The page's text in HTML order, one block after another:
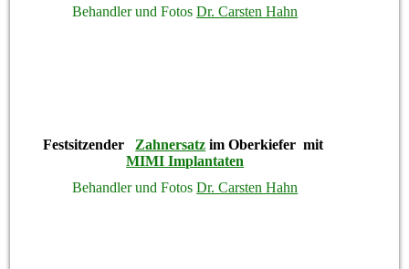
Behandler und FotosDr. Carsten Hahn
Festsitzender Zahnersatz im Oberkiefer mit
MIMI Implantaten
Behandler und FotosDr. Carsten Hahn